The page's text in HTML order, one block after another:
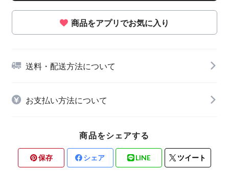
商品をアプリでお気に入り
送料・配送方法について
お支払い方法について
商品をシェアする
保存 シェア LINE ツイート